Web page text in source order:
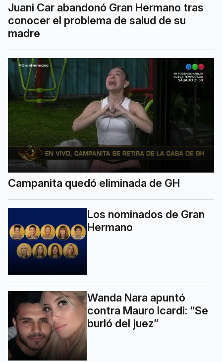
Juani Car abandonó Gran Hermano tras
conocer el problema de salud de su
madre
Campanita quedó eliminada de GH
Los nominados de Gran
Hermano
Wanda Nara apuntó
contra Mauro Icardi: “Se
burló del juez”